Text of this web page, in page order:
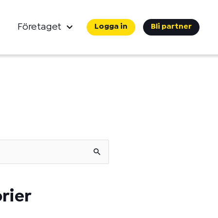
Företaget Logga in Bli partner